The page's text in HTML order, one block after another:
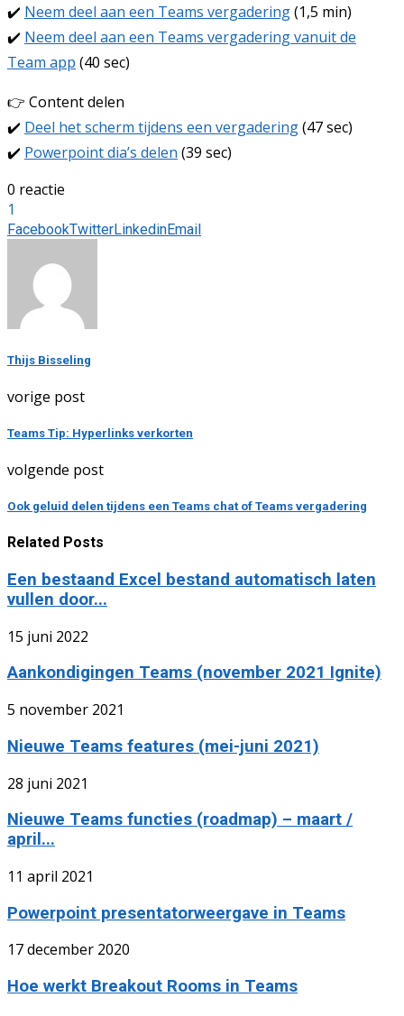
✔️ Neem deel aan een Teams vergadering(1,5 min)
✔️ Neem deel aan een Teams vergadering vanuit de
Team app (40 sec)
👉 Content delen
✔️ Deel het scherm tijdens een vergadering(47 sec)
✔️ Powerpoint dia’s delen (39 sec)
0 reactie
1
FacebookTwitterLinkedinEmail
Thijs Bisseling
vorige post
Teams Tip: Hyperlinks verkorten
volgende post
Ook geluid delen tijdens een Teams chat of Teams vergadering
Related Posts
Een bestaand Excel bestand automatisch laten
vullen door...
15 juni 2022
Aankondigingen Teams (november 2021 Ignite)
5 november 2021
Nieuwe Teams features (mei-juni 2021)
28 juni 2021
Nieuwe Teams functies (roadmap) – maart /
april...
11 april 2021
Powerpoint presentatorweergave in Teams
17 december 2020
Hoe werkt Breakout Rooms in Teams